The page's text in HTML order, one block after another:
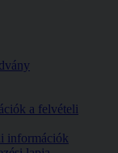
a felvételi
információk